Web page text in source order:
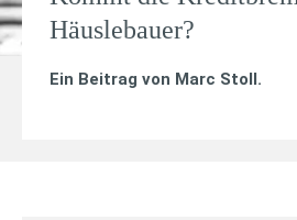
Häuslebauer?
Ein Beitrag von Marc Stoll.